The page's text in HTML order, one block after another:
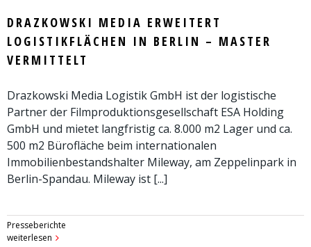
DRAZKOWSKI MEDIA ERWEITERT
LOGISTIKFLÄCHEN IN BERLIN – MASTER
VERMITTELT
Drazkowski Media Logistik GmbH ist der logistische
Partner der Filmproduktionsgesellschaft ESA Holding
GmbH und mietet langfristig ca. 8.000 m2 Lager und ca.
500 m2 Bürofläche beim internationalen
Immobilienbestandshalter Mileway, am Zeppelinpark in
Berlin-Spandau. Mileway ist [...]
Presseberichte
weiterlesen